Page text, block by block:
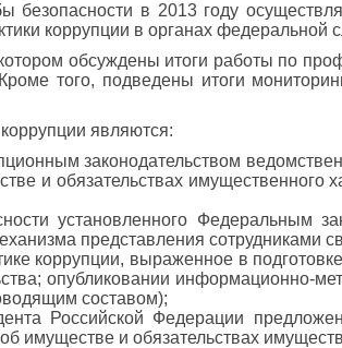
в 2013 году
коррупции в органах федеральной
обсуждены итоги работы по
того, подведены итоги
являются:
законодательством
и обязательствах имущественного
установленного
представления сотрудниками
коррупции, выраженное в
опубликовании информационно-
составом);
Российской Федерации
имуществе и обязательствах